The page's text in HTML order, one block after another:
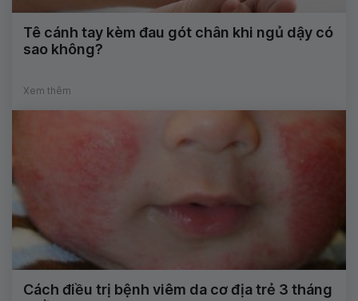
Tê cánh tay kèm đau gót chân khi ngủ dậy có
sao không?
Xem thêm
Cách điều trị bệnh viêm da cơ địa trẻ 3 tháng